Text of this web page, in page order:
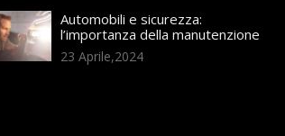
Automobili e sicurezza:
l’importanza della manutenzione
23 Aprile,2024